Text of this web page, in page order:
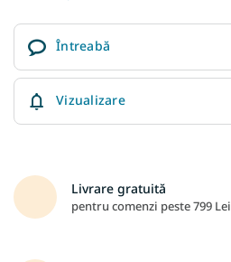
Întreabă
Vizualizare
Livrare gratuită
pentru comenzi peste 799 Lei